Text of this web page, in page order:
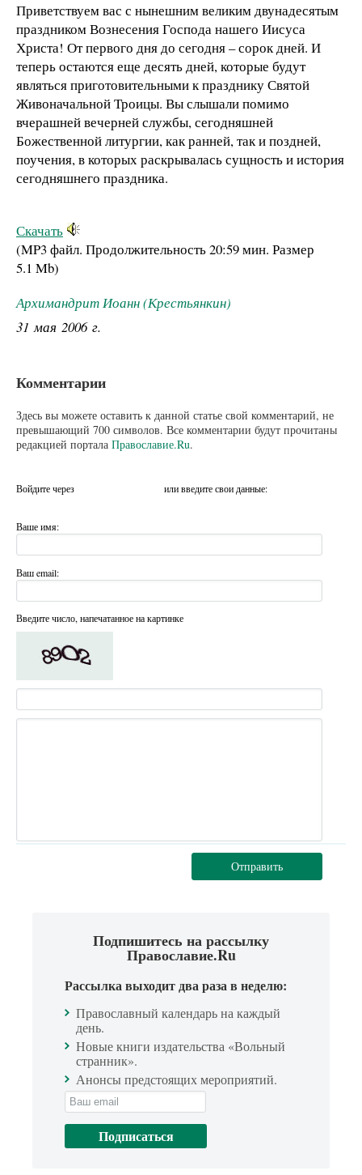
Приветствуем вас с нынешним великим двунадесятым
праздником Вознесения Господа нашего Иисуса
Христа! От первого дня до сегодня – сорок дней. И
теперь остаются еще десять дней, которые будут
являться приготовительными к празднику Святой
Живоначальной Троицы. Вы слышали помимо
вчерашней вечерней службы, сегодняшней
Божественной литургии, как ранней, так и поздней,
поучения, в которых раскрывалась сущность и история
сегодняшнего праздника.
Скачать
(MP3 файл. Продолжительность20:59 мин. Размер
5.1 Mb)
Архимандрит Иоанн (Крестьянкин)
31 мая 2006 г.
Комментарии
Здесь вы можете оставить к данной статье свой комментарий, не
превышающий 700 символов. Все комментарии будут прочитаны
редакцией портала Православие.Ru.
Войдите через или введите свои данные:
Ваше имя:
Ваш email:
Введите число, напечатанное на картинке
Отправить
Подпишитесь на рассылку
Православие.Ru
Рассылка выходит два раза в неделю:
Православный календарь на каждый
день.
Новые книги издательства «Вольный
странник».
Анонсы предстоящих мероприятий.